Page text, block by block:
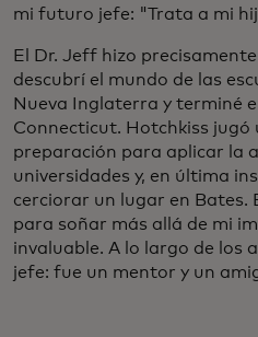
mi futuro jefe: "Trata a mi
El Dr. Jeff hizo
descubrí el mundo de las
Nueva Inglaterra y terminé
Connecticut. Hotchkiss jugó
preparación para aplicar la
universidades y, en última
cerciorar un lugar en Bates.
para soñar más allá de mi
invaluable. A lo largo de los
jefe: fue un mentor y un